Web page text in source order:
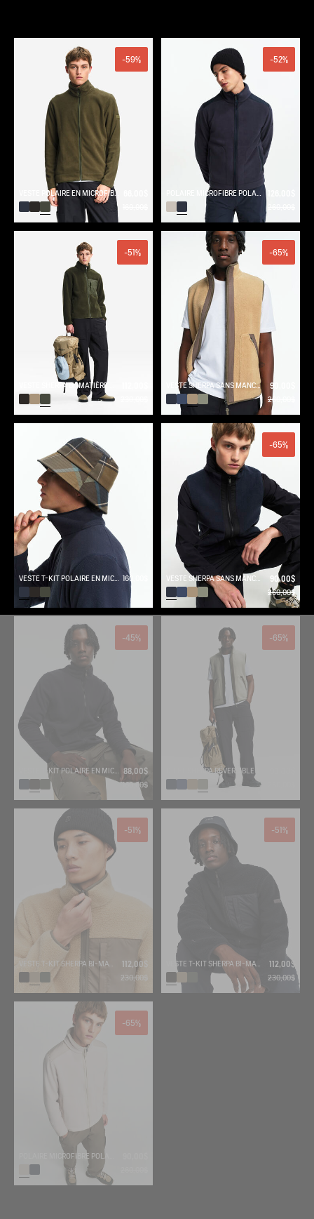
-59%
VESTE POLAIRE EN MICROFIBRE T- KIT
-52%
POLAIRE MICROFIBRE POLARTEC® 200 T-KIT
-51% -65%
VESTE SHERPA SANS MANCHES RÉVERSIBLE T-KIT 90,00$
260,00$
160,00$
-65%
90,00$
260,00$
-45%
VESTE T-KIT POLAIRE EN MICROFIBRE 88,00$
160,00$
-65%
-51%
112,00$
230,00$
-51%
112,00$
230,00$
-65%